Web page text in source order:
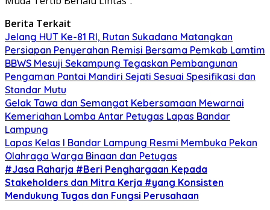
Berita Terkait
Jelang HUT Ke-81 RI, Rutan Sukadana Matangkan
Persiapan Penyerahan Remisi Bersama Pemkab Lamtim
BBWS Mesuji Sekampung Tegaskan Pembangunan
Pengaman Pantai Mandiri Sejati Sesuai Spesifikasi dan
Standar Mutu
Gelak Tawa dan Semangat Kebersamaan Mewarnai
Kemeriahan Lomba Antar Petugas Lapas Bandar
Lampung
Lapas Kelas I Bandar Lampung Resmi Membuka Pekan
Olahraga Warga Binaan dan Petugas
#Jasa Raharja #Beri Penghargaan Kepada
Stakeholders dan Mitra Kerja #yang Konsisten
Mendukung Tugas dan Fungsi Perusahaan